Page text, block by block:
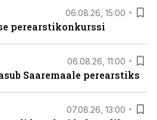
06.08.26, 15:00
perearstikonkurssi
06.08.26, 11:00
Saaremaale perearstiks
07.08.26, 13:00